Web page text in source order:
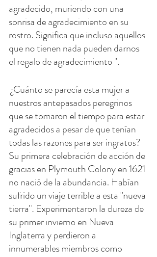
agradecido, muriendo con una
sonrisa de agradecimiento en su
rostro. Significa que incluso aquellos
que no tienen nada pueden darnos
el regalo de agradecimiento ".
¿Cuánto se parecía esta mujer a
nuestros antepasados ​​peregrinos
que se tomaron el tiempo para estar
agradecidos a pesar de que tenían
todas las razones para ser ingratos?
Su primera celebración de acción de
gracias en Plymouth Colony en 1621
no nació de la abundancia. Habían
sufrido un viaje terrible a esta "nueva
tierra". Experimentaron la dureza de
su primer invierno en Nueva
Inglaterra y perdieron a
innumerables miembros como